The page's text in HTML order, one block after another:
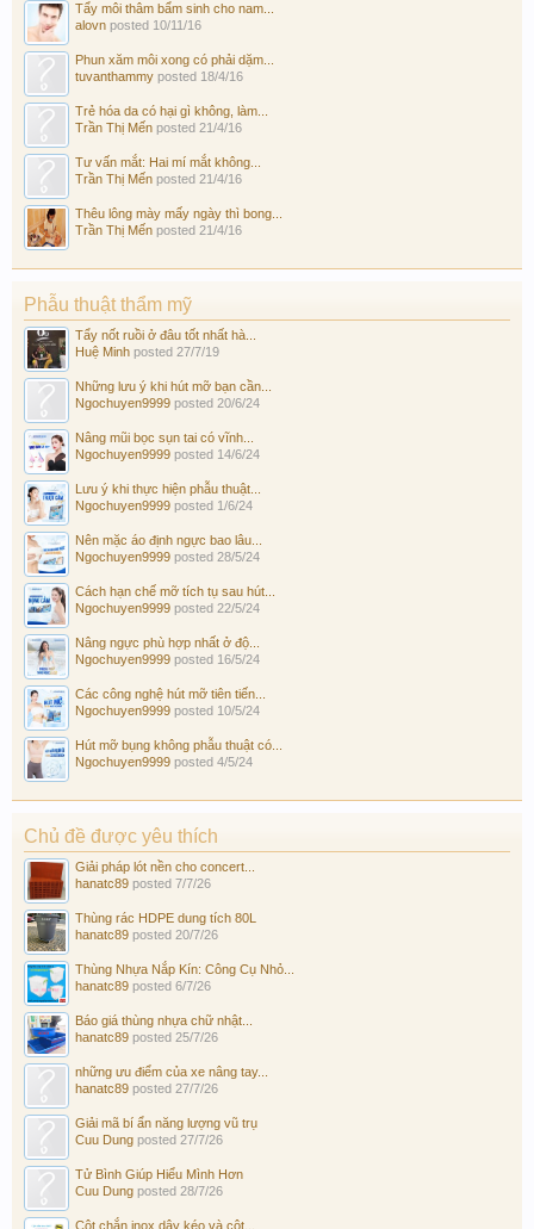
Tẩy môi thâm bẩm sinh cho nam...
alovn posted 10/11/16
Phun xăm môi xong có phải dặm...
tuvanthammy posted 18/4/16
Trẻ hóa da có hại gì không, làm...
Trần Thị Mến posted 21/4/16
Tư vấn mắt: Hai mí mắt không...
Trần Thị Mến posted 21/4/16
Thêu lông mày mấy ngày thì bong...
Trần Thị Mến posted 21/4/16
Phẫu thuật thẩm mỹ
Tẩy nốt ruồi ở đâu tốt nhất hà...
Huệ Minh posted 27/7/19
Những lưu ý khi hút mỡ bạn cần...
Ngochuyen9999 posted 20/6/24
Nâng mũi bọc sụn tai có vĩnh...
Ngochuyen9999 posted 14/6/24
Lưu ý khi thực hiện phẫu thuật...
Ngochuyen9999 posted 1/6/24
Nên mặc áo định ngực bao lâu...
Ngochuyen9999 posted 28/5/24
Cách hạn chế mỡ tích tụ sau hút...
Ngochuyen9999 posted 22/5/24
Nâng ngực phù hợp nhất ở độ...
Ngochuyen9999 posted 16/5/24
Các công nghệ hút mỡ tiên tiến...
Ngochuyen9999 posted 10/5/24
Hút mỡ bụng không phẫu thuật có...
Ngochuyen9999 posted 4/5/24
Chủ đề được yêu thích
Giải pháp lót nền cho concert...
hanatc89 posted 7/7/26
Thùng rác HDPE dung tích 80L
hanatc89 posted 20/7/26
Thùng Nhựa Nắp Kín: Công Cụ Nhỏ...
hanatc89 posted 6/7/26
Báo giá thùng nhựa chữ nhật...
hanatc89 posted 25/7/26
những ưu điểm của xe nâng tay...
hanatc89 posted 27/7/26
Giải mã bí ẩn năng lượng vũ trụ
Cuu Dung posted 27/7/26
Tử Bình Giúp Hiểu Mình Hơn
Cuu Dung posted 28/7/26
Cột chắn inox dây kéo và cột...